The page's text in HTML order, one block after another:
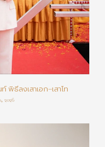
พิธีลงเสาเอก–เสาโท
2026